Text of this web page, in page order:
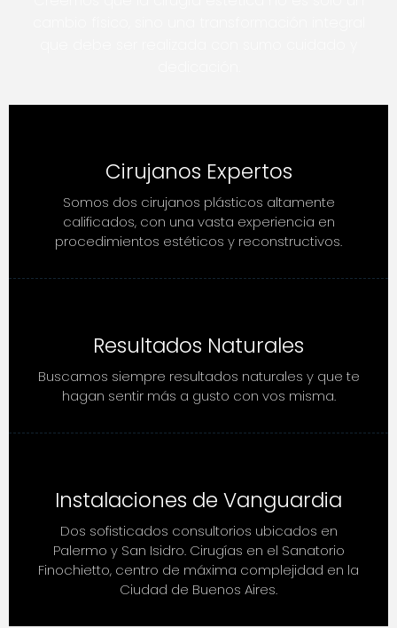
Cirujanos Expertos
Somos dos cirujanos plásticos altamente
calificados, con una vasta experiencia en
procedimientos estéticos y reconstructivos.
Resultados Naturales
Buscamos siempre resultados naturales y que te
hagan sentir más a gusto con vos misma.
Instalaciones de Vanguardia
Dos sofisticados consultorios ubicados en
Palermo y San Isidro. Cirugías en el Sanatorio
Finochietto, centro de máxima complejidad en la
Ciudad de Buenos Aires.